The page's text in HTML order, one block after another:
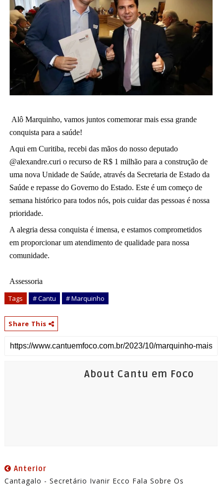
Alô Marquinho, vamos juntos comemorar mais essa grande
conquista para a saúde!
Aqui em Curitiba, recebi das mãos do nosso deputado
@alexandre.curi o recurso de R$ 1 milhão para a construção de
uma nova Unidade de Saúde, através da Secretaria de Estado da
Saúde e repasse do Governo do Estado. Este é um começo de
semana histórico para todos nós, pois cuidar das pessoas é nossa
prioridade.
A alegria dessa conquista é imensa, e estamos comprometidos
em proporcionar um atendimento de qualidade para nossa
comunidade.
Assessoria
Tags # Cantu # Marquinho
Share This
About Cantu em Foco
Anterior
Cantagalo - Secretário Ivanir Ecco Fala Sobre Os